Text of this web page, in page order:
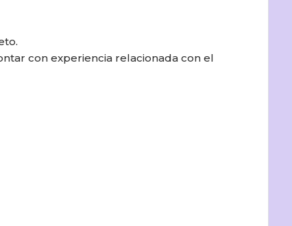
con experiencia relacionada con el